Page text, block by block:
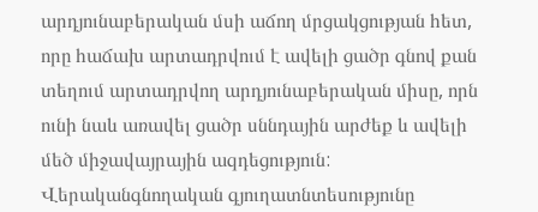
արդյունաբերական մսի աճող մրցակցության հետ,
որը հաճախ արտադրվում է ավելի ցածր գնով քան
տեղում արտադրվող արդյունաբերական միսը, որն
ունի նաև առավել ցածր սննդային արժեք և ավելի
մեծ միջավայրային ազդեցություն:
Վերականգնողական գյուղատնտեսությունը